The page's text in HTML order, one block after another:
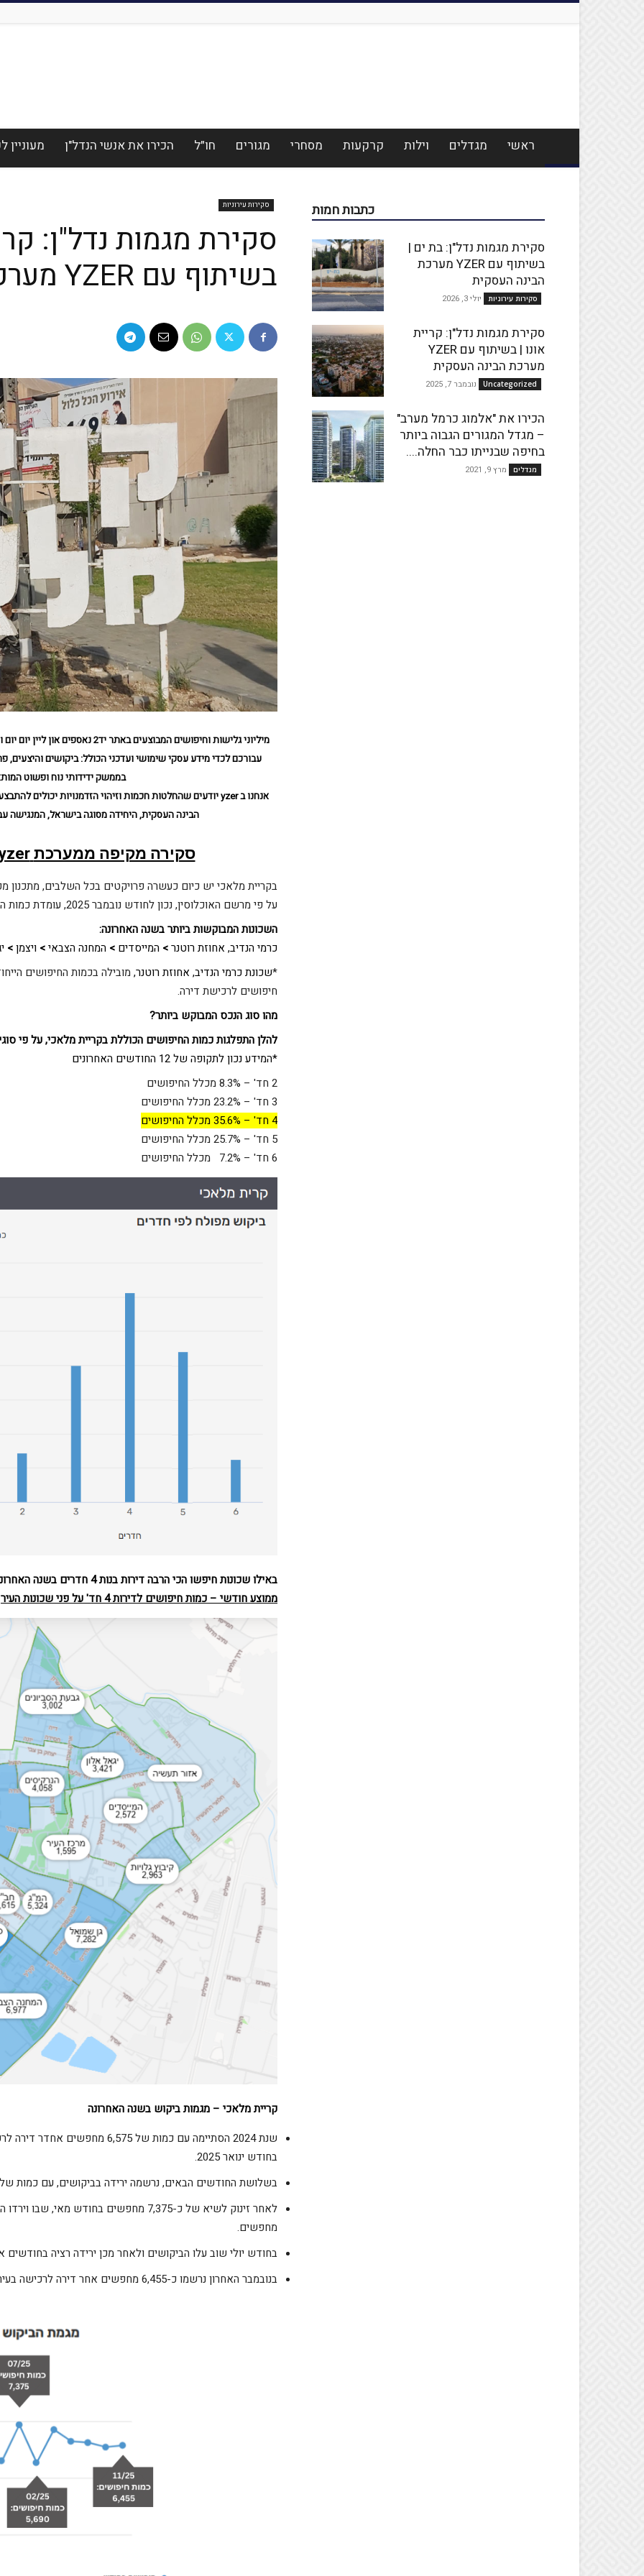
ראשי מגדלים וילות קרקעות מסחרי מגורים חו״ל הכירו את אנשי הנדל"ן
סקירות עירוניות
סקירת מגמות נדל"ן:
בשיתוף עם YZER מערכת הבינה העסקית
עבורכם לכדי מידע עסקי שימושי ועדכני הכולל: ביקושים והיצעים,
בממשק ידידותי נוח ופשוט
הבינה העסקית, היחידה מסוגה בישראל, המנגישה
סקירה מקיפה ממערכת yzer
בקריית מלאכי יש כיום כעשרה פרויקטים בכל השלבים, מתכנון
על פי מרשם האוכלוסין, נכון לחודש נובמבר 2025, עומדת כמות התושבים בעיר על כ-29,920 איש.
השכונות המבוקשות ביותר בשנה האחרונה:
כרמי הנדיב, אחוזת רוטנר> המייסדים > המחנה הצבאי> ויצמן>
*שכונת כרמי הנדיב, אחוזת רוטנר,
חיפושים לרכישת דירה.
מהו סוג הנכס המבוקש ביותר?
להלןהתפלגות כמות החיפושים הכוללת בקריית מלאכי, על פי
*המידע נכון לתקופה של 12 החודשים האחרונים
2 חד' – 8.3% מכלל החיפושים
3 חד' – 23.2% מכלל החיפושים
4 חד' – 35.6% מכלל החיפושים
5 חד' – 25.7% מכלל החיפושים
6 חד' – 7.2% מכלל החיפושים
באילו שכונות חיפשו הכי הרבה דירות בנות 4 חדרים בשנה האחרונה
ממוצע חודשי – כמות חיפושים לדירות 4 חד' על פני שכונות העיר
קריית מלאכי – מגמות ביקוש בשנה האחרונה
בחודש ינואר 2025.
בשלושת החודשים הבאים, נרשמה ירידה בביקושים, עם כמות של כ-5,770 מחפשים בלבד בחודש
מחפשים.
בחודש יולי שוב עלו הביקושים ולאחר מכן ירידה רציה בחודשים
בנובמבר האחרון נרשמו כ-6,455 מחפשים אחר דירה לרכישה בעיר.
כתבות חמות
סקירת מגמות נדל"ן: בת ים |
בשיתוף עם YZER מערכת
הבינה העסקית
סקירות עירוניות יולי 3, 2026
סקירת מגמות נדל"ן: קריית
אונו | בשיתוף עם YZER
מערכת הבינה העסקית
Uncategorized נובמבר 7, 2025
הכירו את "אלמוג כרמל מערב"
– מגדל המגורים הגבוה ביותר
בחיפה שבנייתו כבר החלה....
מגדלים מרץ 9, 2021